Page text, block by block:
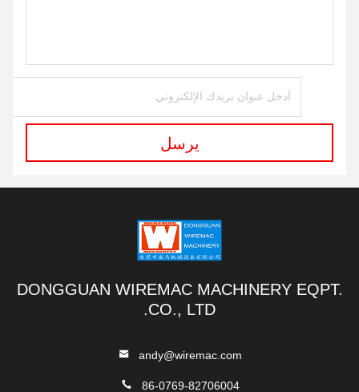
يرسل
DONGGUAN WIREMAC MACHINERY EQPT.
CO., LTD.
andy@wiremac.com
86-0769-82706004